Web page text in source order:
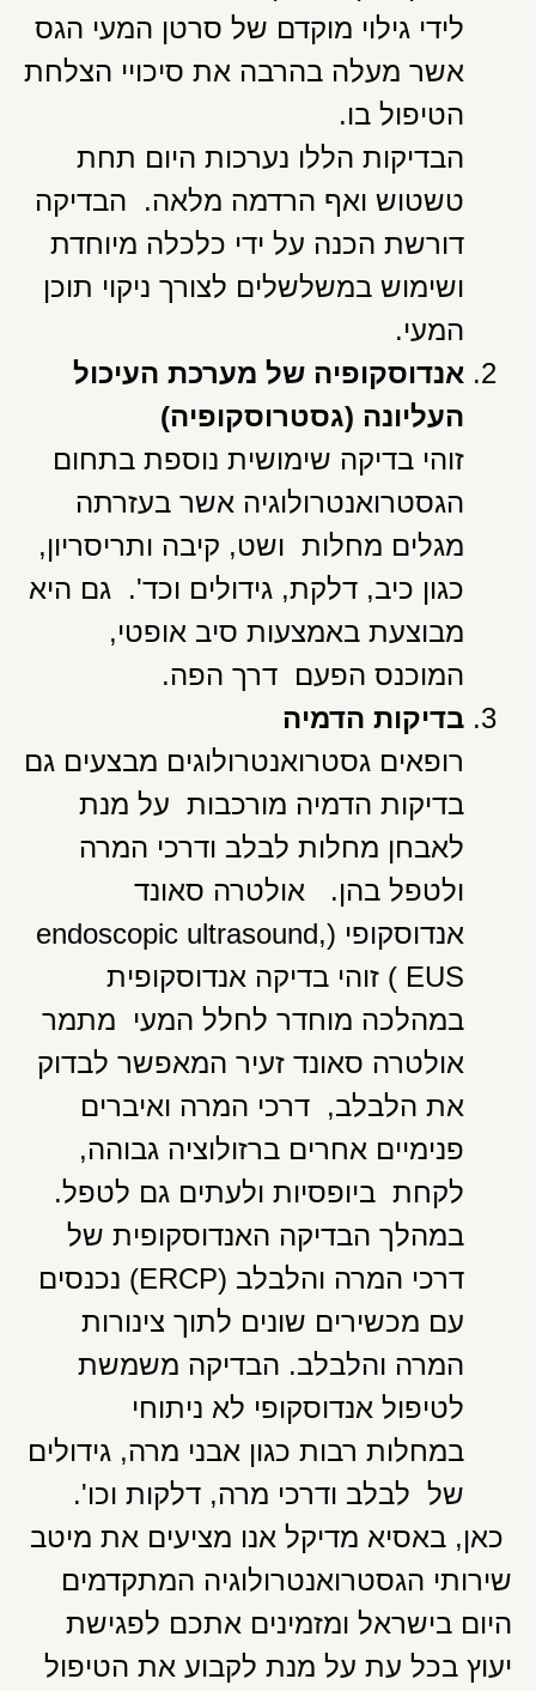
לידי גילוי מוקדם של סרטן המעי הגס
אשר מעלה בהרבה את סיכויי הצלחת
הטיפול בו.
הבדיקות הללו נערכות היום תחת
טשטוש ואף הרדמה מלאה. הבדיקה
דורשת הכנה על ידי כלכלה מיוחדת
ושימוש במשלשלים לצורך ניקוי תוכן
המעי.
אנדוסקופיה של מערכת העיכול
העליונה (גסטרוסקופיה)
זוהי בדיקה שימושית נוספת בתחום
הגסטרואנטרולוגיה אשר בעזרתה
מגלים מחלות ושט, קיבה ותריסריון,
כגון כיב, דלקת, גידולים וכד'. גם היא
מבוצעת באמצעות סיב אופטי,
המוכנס הפעם דרך הפה.
בדיקות הדמיה
רופאים גסטרואנטרולוגים מבצעים גם
בדיקות הדמיה מורכבות על מנת
לאבחן מחלות לבלב ודרכי המרה
ולטפל בהן. אולטרה סאונד
אנדוסקופי (endoscopic ultrasound,
EUS ) זוהי בדיקה אנדוסקופית
במהלכה מוחדר לחלל המעי מתמר
אולטרה סאונד זעיר המאפשר לבדוק
את הלבלב, דרכי המרה ואיברים
פנימיים אחרים ברזולוציה גבוהה,
לקחת ביופסיות ולעתים גם לטפל.
במהלך הבדיקה האנדוסקופית של
דרכי המרה והלבלב (ERCP) נכנסים
עם מכשירים שונים לתוך צינורות
המרה והלבלב. הבדיקה משמשת
לטיפול אנדוסקופי לא ניתוחי
במחלות רבות כגון אבני מרה, גידולים
של לבלב ודרכי מרה, דלקות וכו'.
כאן, באסיא מדיקל אנו מציעים את מיטב
שירותי הגסטרואנטרולוגיה המתקדמים
היום בישראל ומזמינים אתכם לפגישת
יעוץ בכל עת על מנת לקבוע את הטיפול